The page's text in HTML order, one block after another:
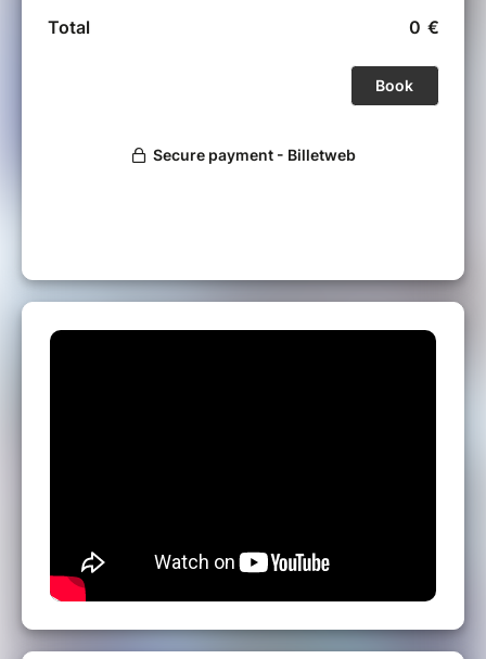
Léo Grill : Percussions